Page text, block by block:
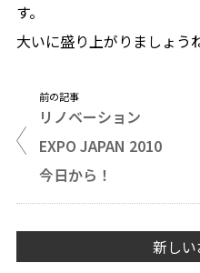
す。
大いに盛り上がりましょう
前の記事
リノベーション
EXPO JAPAN 2010
今日から！
新し